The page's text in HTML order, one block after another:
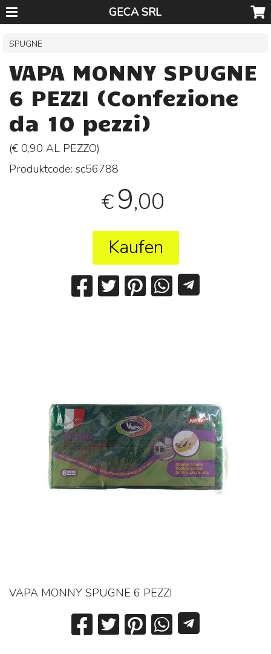
GECA SRL
SPUGNE
VAPA MONNY SPUGNE
6 PEZZI (Confezione
da 10 pezzi)
(€ 0,90 AL PEZZO)
Produktcode:sc56788
€9,00
Kaufen
VAPA MONNY SPUGNE 6 PEZZI